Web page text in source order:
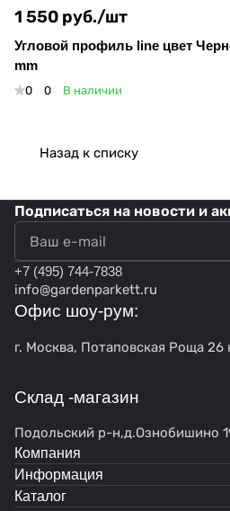
1 550 руб./шт
Угловой профиль line цвет
mm
0 0 В наличии
Назад к списку
Подписаться на новости и
+7 (495) 744-7838
info@gardenparkett.ru
Офис шоу-рум:
г. Москва, Потаповская Роща 26
Склад -магазин
Подольский р-н,д.Ознобишино
Компания
Информация
Каталог